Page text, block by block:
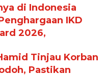
di Indonesia
IKD
2026,
Tinjau Korban
Pastikan